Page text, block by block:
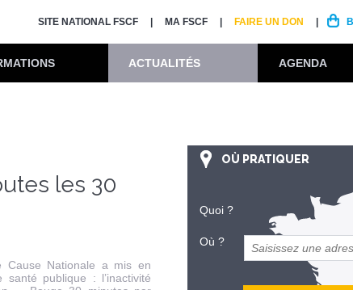
SITE NATIONAL FSCF MA FSCF FAIRE UN DON
ACTUALITÉS AGENDA
les 30
Cause Nationale a mis en
publique : l’inactivité
OÙ PRATIQUER
Quoi ?
Où ?
et